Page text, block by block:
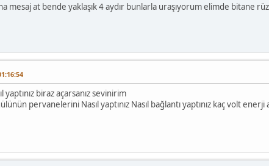
mesaj at bende yaklaşık 4 aydır bunlarla uraşıyorum elimde bitane
yaptınız biraz açarsanız sevinirim
pervanelerini Nasıl yaptınız Nasıl bağlantı yaptınız kaç volt enerji